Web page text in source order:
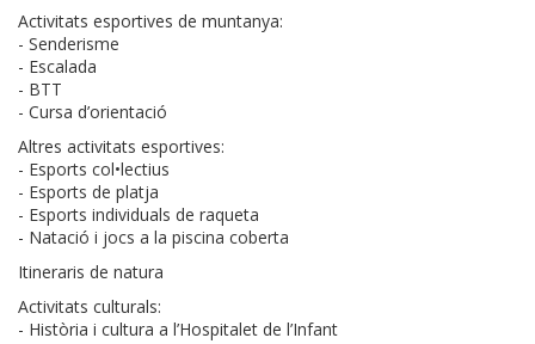
Activitats esportives de muntanya:
- Senderisme
- Escalada
- BTT
- Cursa d’orientació
Altres activitats esportives:
- Esports col•lectius
- Esports de platja
- Esports individuals de raqueta
- Natació i jocs a la piscina coberta
Itineraris de natura
Activitats culturals:
- Història i cultura a l’Hospitalet de l’Infant